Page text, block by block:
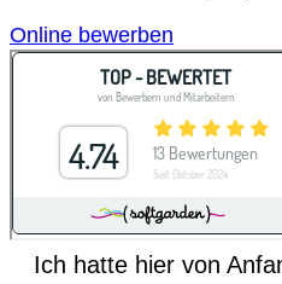
Online bewerben
Ich hatte hier von